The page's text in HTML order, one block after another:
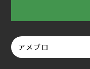
アメブロ